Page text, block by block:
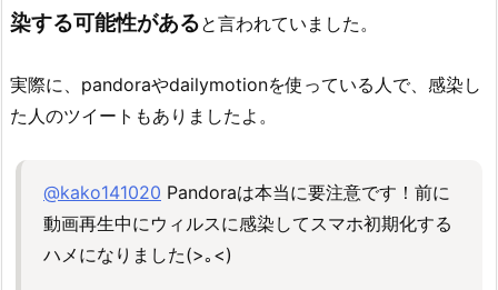
染する可能性があると言われていました。
実際に、pandoraやdailymotionを使っている人で、感染し
た人のツイートもありましたよ。
@kako141020 Pandoraは本当に要注意です！前に
動画再生中にウィルスに感染してスマホ初期化する
ハメになりました(>｡<)